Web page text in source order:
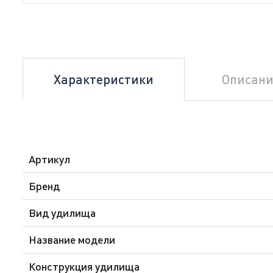
Характеристики
Артикул
Бренд
Вид удилища
Название модели
Конструкция удилища